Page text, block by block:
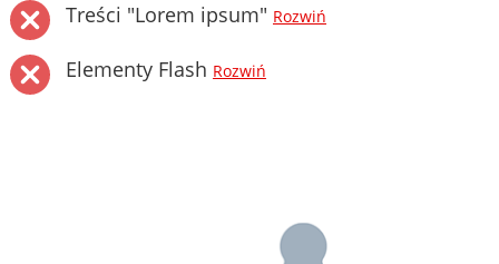
Treści "Lorem ipsum" Rozwiń
Elementy Flash Rozwiń